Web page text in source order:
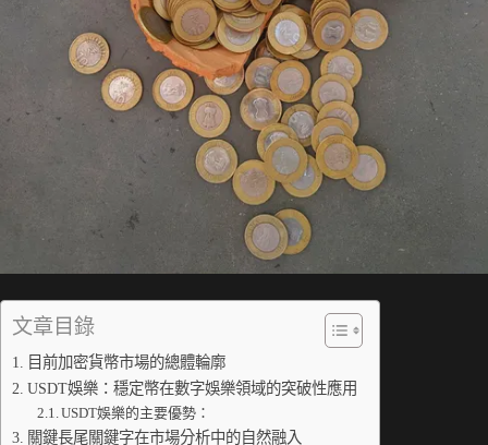
文章目錄
目前加密貨幣市場的總體輪廓
USDT娛樂：穩定幣在數字娛樂領域的突破性應用
USDT娛樂的主要優勢：
關鍵長尾關鍵字在市場分析中的自然融入